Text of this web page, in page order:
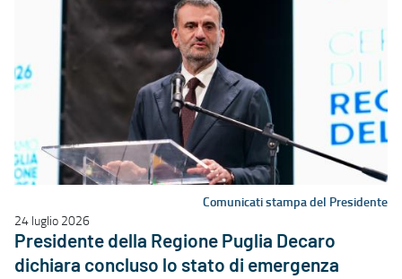
Comunicati stampa del Presidente
24 luglio 2026
Presidente della Regione Puglia Decaro
dichiara concluso lo stato di emergenza